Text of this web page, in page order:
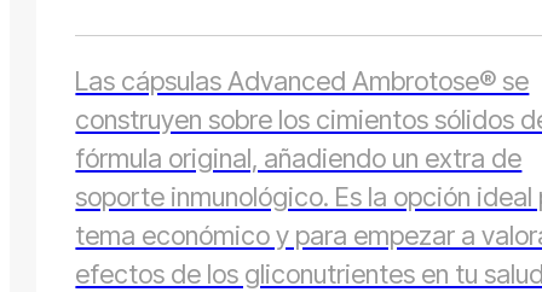
Las cápsulas Advanced Ambrotose® se
construyen sobre los cimientos sólidos
fórmula original, añadiendo un extra de
soporte inmunológico. Es la opción ideal
tema económico y para empezar a
efectos de los gliconutrientes en tu